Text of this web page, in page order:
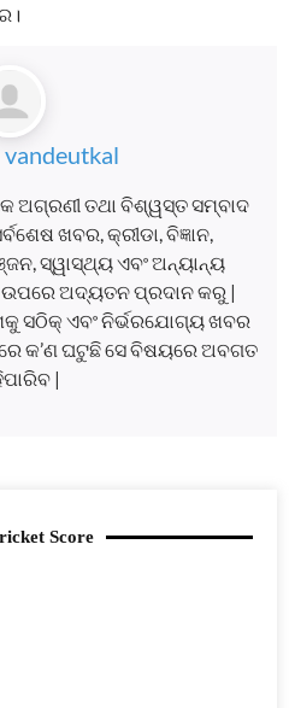
vandeutkal
ଅଗ୍ରଣୀ ତଥା ବିଶ୍ୱସ୍ତ ସମ୍ବାଦ
ଖବର, କ୍ରୀଡା, ବିଜ୍ଞାନ,
ସ୍ୱାସ୍ଥ୍ୟ ଏବଂ ଅନ୍ୟାନ୍ୟ
ଅଦ୍ୟତନ ପ୍ରଦାନ କରୁ |
ସଠିକ୍ ଏବଂ ନିର୍ଭରଯୋଗ୍ୟ ଖବର
କ’ଣ ଘଟୁଛି ସେ ବିଷୟରେ ଅବଗତ
|
Score